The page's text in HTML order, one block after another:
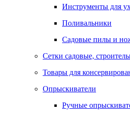
Инструменты для
Поливальники
Садовые пилы и
Сетки садовые,
Товары для
Опрыскиватели
Ручные